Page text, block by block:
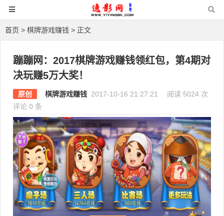
首页 > 棋牌游戏赚钱 > 正文
蹦蹦网：2017棋牌游戏赚钱领红包，第4期对
决玩赚5万大奖！
原创 棋牌游戏赚钱 2017-10-16 21:27:21
阅读 5024 次
评论 0 条